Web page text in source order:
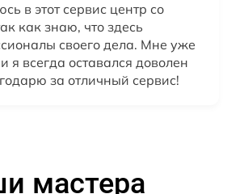
в этот сервис центр со
как знаю, что здесь
своего дела. Мне уже
я всегда оставался доволен
за отличный сервис!
мастера